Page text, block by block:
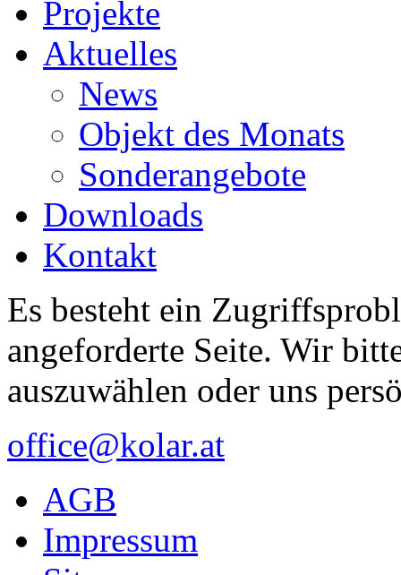
Projekte
Aktuelles
News
Objekt des Monats
Sonderangebote
Downloads
Kontakt
Es besteht ein
angeforderte Seite. Wir
auszuwählen oder uns
office@kolar.at
AGB
Impressum